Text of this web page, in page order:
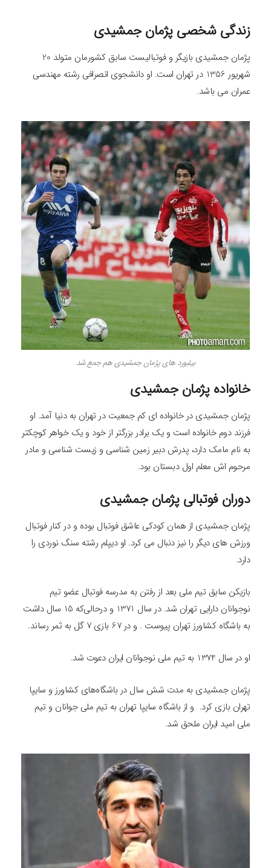
زندگی شخصی پژمان جمشیدی
پژمان جمشیدی بازیگر و فوتبالیست سابق کشورمان متولد 20
شهریور 1356 در تهران است. او دانشجوی انصرافی رشته مهندسی
عمران می باشد.
بیلبورد های پژمان جمشیدی هم جمع شد
خانواده پژمان جمشیدی
پژمان جمشیدی در خانواده ای کم جمعیت در تهران به دنیا آمد. او
فرزند دوم خانواده است و یک برادر بزرگتر از خود و یک خواهر کوچکتر
به نام مامک دارد، پدرش دبیر زمین شناسی و زیست شناسی و مادر
مرحوم اش معلم اول دبستان بود.
دوران فوتبالی پژمان جمشیدی
پژمان جمشیدی از همان کودکی عاشق فوتبال بوده و در کنار فوتبال
ورزش های دیگر را نیز دنبال می کرد. او دیپلم رشته سنگ نوردی را
دارد.
بازیکن سابق تیم ملی بعد از رفتن به مدرسه فوتبال عضو تیم
نوجوانان دارایی تهران شد. در سال 1371 و درحالی‌که 15 سال داشت
به باشگاه کشاورز تهران پیوست . و در 67 بازی 7 گل به ثمر رساند.
او در سال 1374 به تیم ملی نوجوانان ایران دعوت شد.
پژمان جمشیدی به مدت شش سال در باشگاه‌های کشاورز و سایپا
تهران بازی کرد. و از باشگاه سایپا تهران به تیم ملی جوانان و تیم
ملی امید ایران ملحق شد.